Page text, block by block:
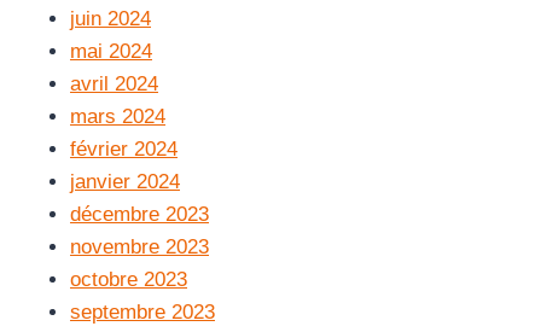
juin 2024
mai 2024
avril 2024
mars 2024
février 2024
janvier 2024
décembre 2023
novembre 2023
octobre 2023
septembre 2023